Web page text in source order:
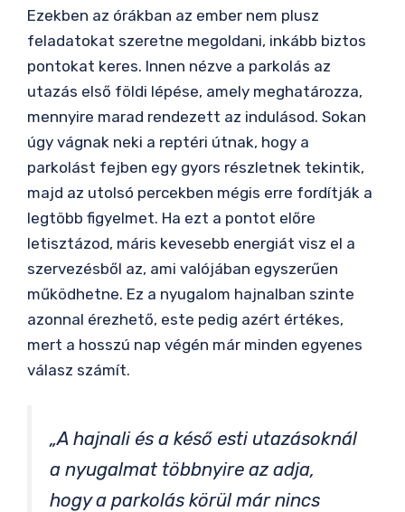
Ezekben az órákban az ember nem plusz
feladatokat szeretne megoldani, inkább biztos
pontokat keres. Innen nézve a parkolás az
utazás első földi lépése, amely meghatározza,
mennyire marad rendezett az indulásod. Sokan
úgy vágnak neki a reptéri útnak, hogy a
parkolást fejben egy gyors részletnek tekintik,
majd az utolsó percekben mégis erre fordítják a
legtöbb figyelmet. Ha ezt a pontot előre
letisztázod, máris kevesebb energiát visz el a
szervezésből az, ami valójában egyszerűen
működhetne. Ez a nyugalom hajnalban szinte
azonnal érezhető, este pedig azért értékes,
mert a hosszú nap végén már minden egyenes
válasz számít.
„A hajnali és a késő esti utazásoknál
a nyugalmat többnyire az adja,
hogy a parkolás körül már nincs